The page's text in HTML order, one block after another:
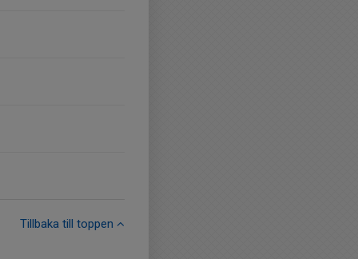
Tillbaka till toppen